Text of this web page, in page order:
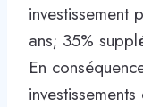
investissement
ans; 35%
En